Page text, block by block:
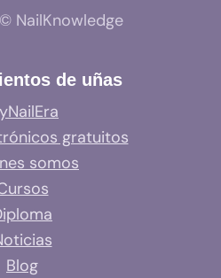
NailKnowledge
de uñas
gratuitos
somos
Blog